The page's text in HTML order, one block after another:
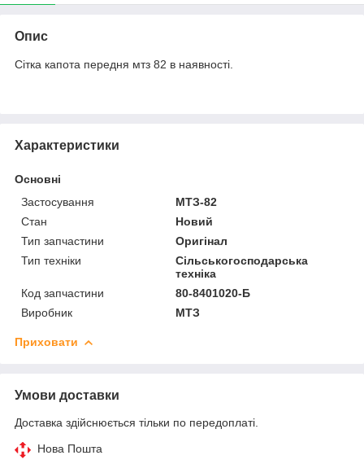
Опис
Сітка капота передня мтз 82 в наявності.
Характеристики
Основні
Застосування
МТЗ-82
Стан
Новий
Тип запчастини
Оригінал
Тип техніки
Сільськогосподарська
техніка
Код запчастини
80-8401020-Б
Виробник
МТЗ
Приховати
Умови доставки
Доставка здійснюється тільки по передоплаті.
Нова Пошта